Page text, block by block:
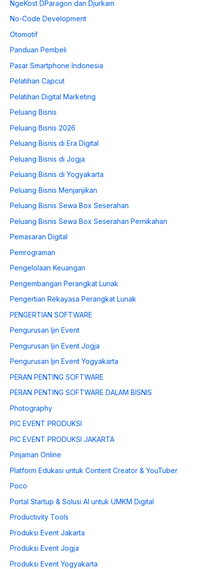
NgeKost DParagon dan Djurkam
No-Code Development
Otomotif
Panduan Pembeli
Pasar Smartphone Indonesia
Pelatihan Capcut
Pelatihan Digital Marketing
Peluang Bisnis
Peluang Bisnis 2026
Peluang Bisnis di Era Digital
Peluang Bisnis di Jogja
Peluang Bisnis di Yogyakarta
Peluang Bisnis Menjanjikan
Peluang Bisnis Sewa Box Seserahan
Peluang Bisnis Sewa Box Seserahan Pernikahan
Pemasaran Digital
Pemrograman
Pengelolaan Keuangan
Pengembangan Perangkat Lunak
Pengertian Rekayasa Perangkat Lunak
PENGERTIAN SOFTWARE
Pengurusan Ijin Event
Pengurusan Ijin Event Jogja
Pengurusan Ijin Event Yogyakarta
PERAN PENTING SOFTWARE
PERAN PENTING SOFTWARE DALAM BISNIS
Photography
PIC EVENT PRODUKSI
PIC EVENT PRODUKSI JAKARTA
Pinjaman Online
Platform Edukasi untuk Content Creator & YouTuber
Poco
Portal Startup & Solusi AI untuk UMKM Digital
Productivity Tools
Produksi Event Jakarta
Produksi Event Jogja
Produksi Event Yogyakarta